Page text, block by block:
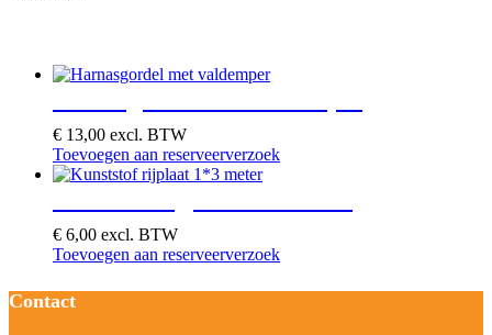
€ 13,00 excl. BTW
Toevoegen aan reserveerverzoek
€ 6,00 excl. BTW
Toevoegen aan reserveerverzoek
Contact